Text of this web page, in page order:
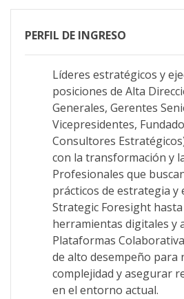
PERFIL DE INGRESO
Líderes estratégicos y
posiciones de Alta
Generales, Gerentes
Vicepresidentes,
Consultores
con la transformación y
Profesionales que
prácticos de estrategia y
Strategic Foresight hasta
herramientas digitales y
Plataformas
de alto desempeño para
complejidad y asegurar
en el entorno actual.